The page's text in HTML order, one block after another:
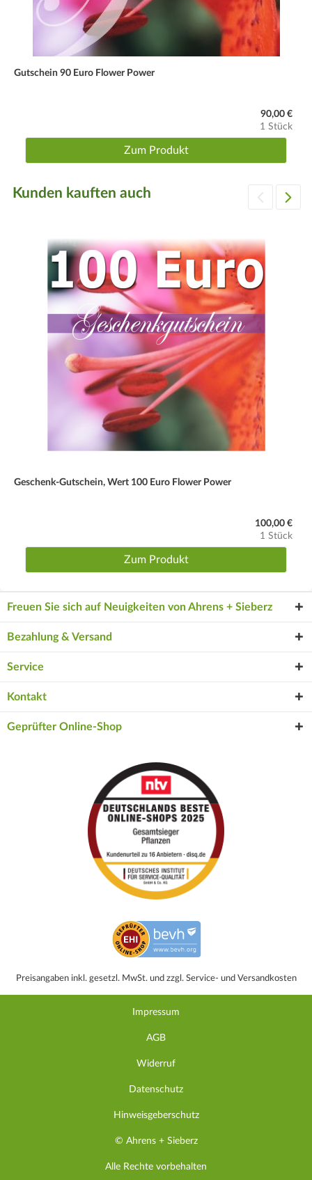
Gutschein 90 Euro Flower Power
90,00 €
1 Stück
Zum Produkt
Kunden kauften auch
Geschenk-Gutschein, Wert 100 Euro Flower Power
100,00 €
1 Stück
Zum Produkt
Freuen Sie sich auf Neuigkeiten von Ahrens + Sieberz
Bezahlung & Versand
Service
Kontakt
Geprüfter Online-Shop
Preisangaben inkl. gesetzl. MwSt. und zzgl. Service- und Versandkosten
Impressum
AGB
Widerruf
Datenschutz
Hinweisgeberschutz
© Ahrens + Sieberz
Alle Rechte vorbehalten